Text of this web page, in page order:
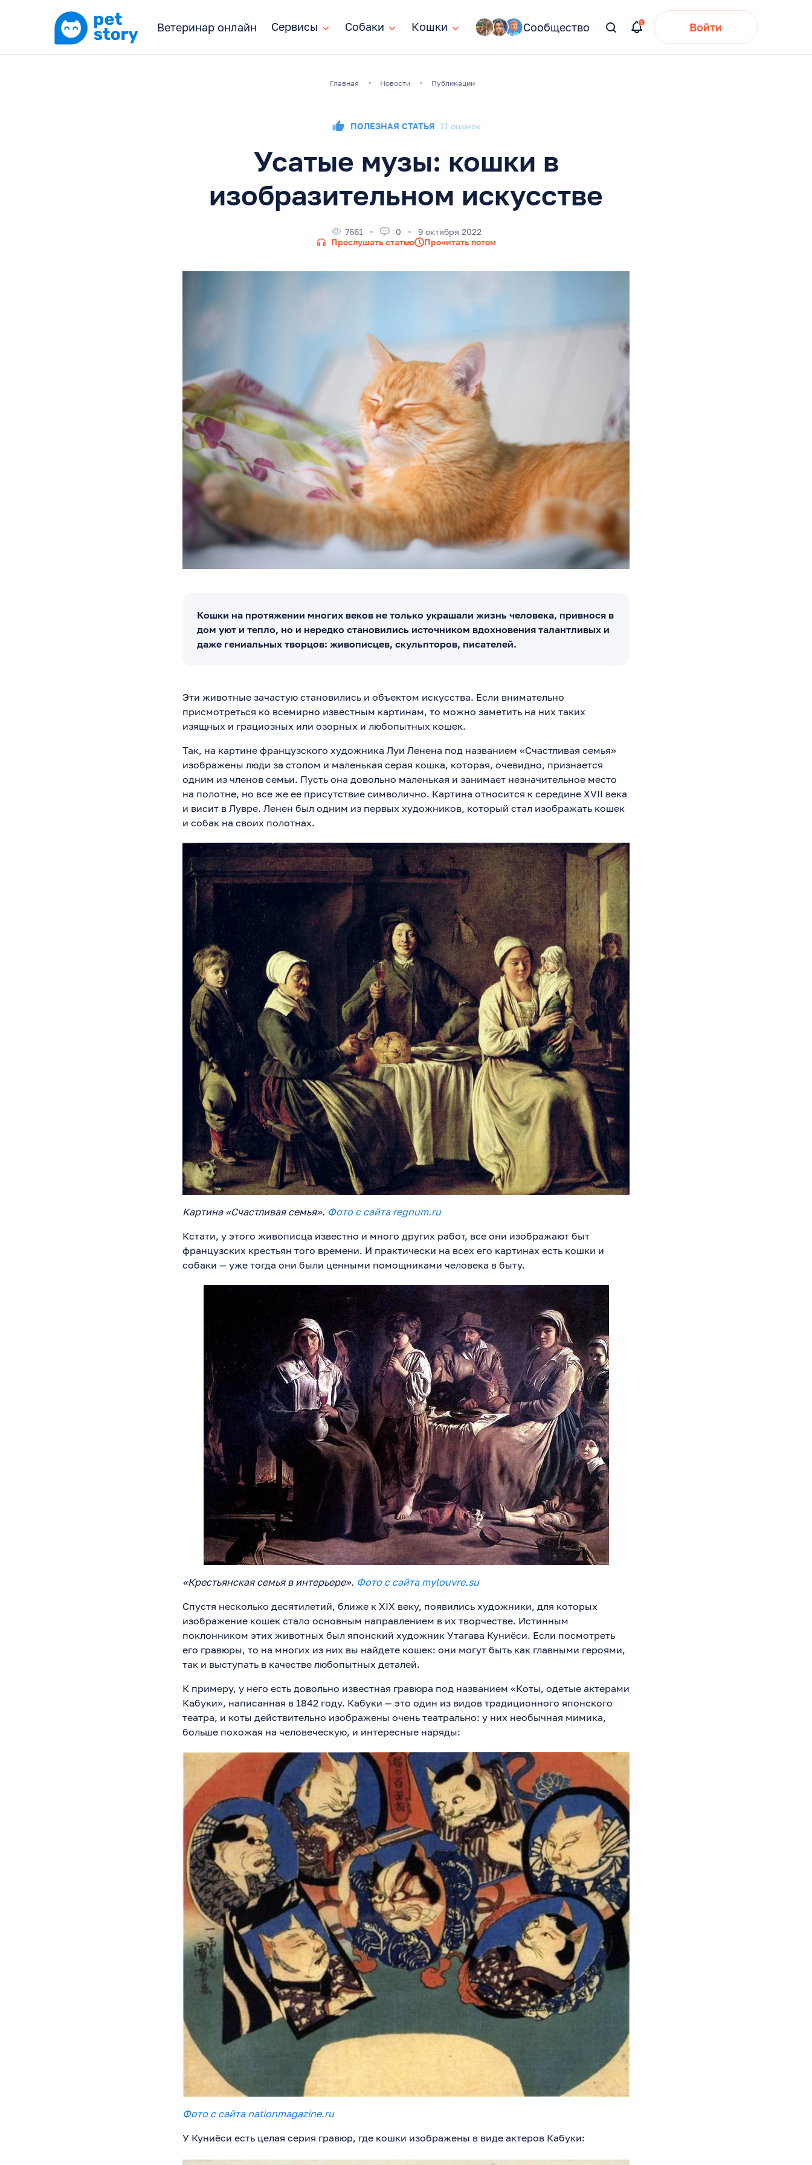
Ветеринар онлайн Сервисы
Сервисы Собаки
Собаки Кошки
Кошки Сообщество Войти
Главная Новости Публикации
ПОЛЕЗНАЯ СТАТЬЯ 11 оценок
Усатые музы: кошки в
изобразительном искусстве
7661 0
9 октября 2022
Прослушать статью
Прочитать потом
Кошки на протяжении многих веков не только украшали жизнь человека, привнося в
дом уют и тепло, но и нередко становились источником вдохновения талантливых и
даже гениальных творцов: живописцев, скульпторов, писателей.
Эти животные зачастую становились и объектом искусства. Если внимательно
присмотреться ко всемирно известным картинам, то можно заметить на них таких
изящных и грациозных или озорных и любопытных кошек.
Так, на картине французского художника Луи Ленена под названием «Счастливая семья»
изображены люди за столом и маленькая серая кошка, которая, очевидно, признается
одним из членов семьи. Пусть она довольно маленькая и занимает незначительное место
на полотне, но все же ее присутствие символично. Картина относится к середине XVII века
и висит в Лувре. Ленен был одним из первых художников, который стал изображать кошек
и собак на своих полотнах.
Картина «Счастливая семья». Фото с сайта regnum.ru
Кстати, у этого живописца известно и много других работ, все они изображают быт
французских крестьян того времени. И практически на всех его картинах есть кошки и
собаки — уже тогда они были ценными помощниками человека в быту.
«Крестьянская семья в интерьере». Фото с сайта mylouvre.su
Спустя несколько десятилетий, ближе к XIX веку, появились художники, для которых
изображение кошек стало основным направлением в их творчестве. Истинным
поклонником этих животных был японский художник Утагава Куниёси. Если посмотреть
его гравюры, то на многих из них вы найдете кошек: они могут быть как главными героями,
так и выступать в качестве любопытных деталей.
К примеру, у него есть довольно известная гравюра под названием «Коты, одетые актерами
Кабуки», написанная в 1842 году. Кабуки — это один из видов традиционного японского
театра, и коты действительно изображены очень театрально: у них необычная мимика,
больше похожая на человеческую, и интересные наряды:
Фото с сайта nationmagazine.ru
У Куниёси есть целая серия гравюр, где кошки изображены в виде актеров Кабуки: